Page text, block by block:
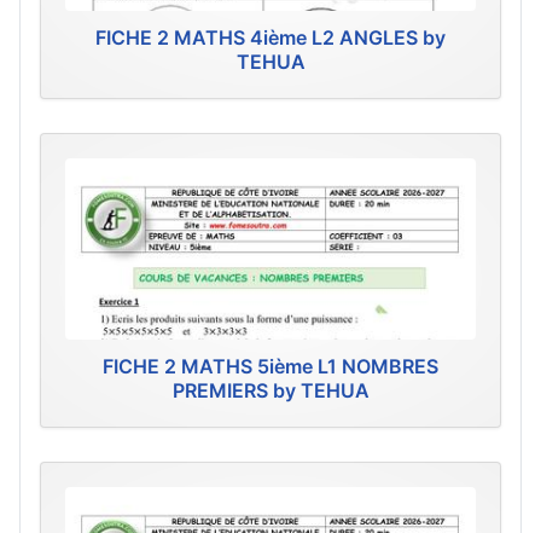
FICHE 2 MATHS 4ième L2 ANGLES by
TEHUA
FICHE 2 MATHS 5ième L1 NOMBRES
PREMIERS by TEHUA